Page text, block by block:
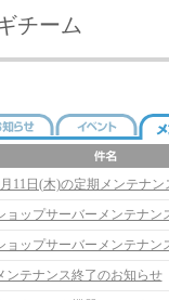
チーム
11日(木)の定期メンテナン
ョップサーバーメンテナン
ョップサーバーメンテナン
ンテナンス終了のお知らせ